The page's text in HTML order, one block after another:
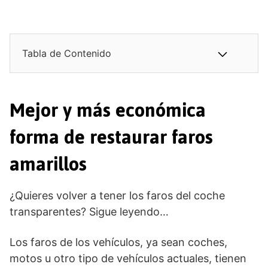
Tabla de Contenido
Mejor y más económica
forma de restaurar faros
amarillos
¿Quieres volver a tener los faros del coche
transparentes? Sigue leyendo…
Los faros de los vehículos, ya sean coches,
motos u otro tipo de vehículos actuales, tienen